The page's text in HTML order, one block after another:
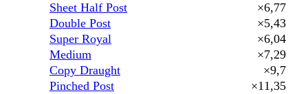
Sheet Half Post
×6,77
Double Post
×5,43
Super Royal
×6,04
Medium
×7,29
Copy Draught
×9,7
Pinched Post
×11,35